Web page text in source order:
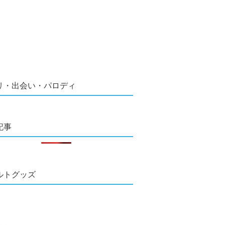
・出会い・パロディ
事
トグッズ